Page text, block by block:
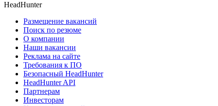
HeadHunter
Размещение вакансий
Поиск по резюме
О компании
Наши вакансии
Реклама на сайте
Требования к ПО
Безопасный HeadHunter
HeadHunter API
Партнерам
Инвесторам